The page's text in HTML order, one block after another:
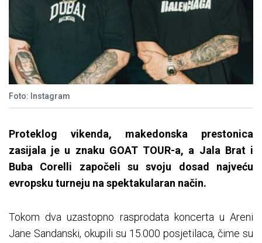
Foto: Instagram
Proteklog vikenda, makedonska prestonica
zasijala je u znaku GOAT TOUR-a, a Jala Brat i
Buba Corelli započeli su svoju dosad najveću
evropsku turneju na spektakularan način.
Tokom dva uzastopno rasprodata koncerta u Areni
Jane Sandanski, okupili su 15.000 posjetilaca, čime su